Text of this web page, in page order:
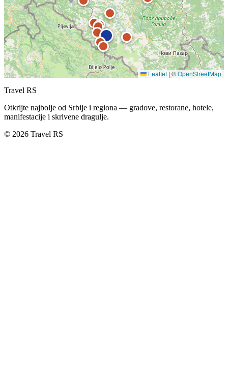
Leaflet | ©OpenStreetMap
Travel RS
Otkrijte najbolje od Srbije i regiona — gradove, restorane, hotele,
manifestacije i skrivene dragulje.
© 2026 Travel RS